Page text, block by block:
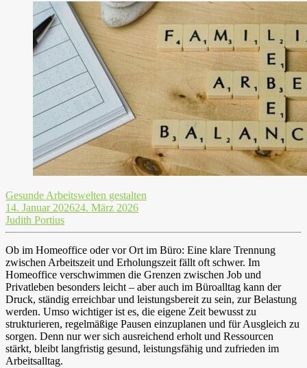
Gesunde Arbeitswelten gestalten
14. Januar 202624. März 2026
Judith Portius
Ob im Homeoffice oder vor Ort im Büro: Eine klare Trennung
zwischen Arbeitszeit und Erholungszeit fällt oft schwer. Im
Homeoffice verschwimmen die Grenzen zwischen Job und
Privatleben besonders leicht – aber auch im Büroalltag kann der
Druck, ständig erreichbar und leistungsbereit zu sein, zur Belastung
werden. Umso wichtiger ist es, die eigene Zeit bewusst zu
strukturieren, regelmäßige Pausen einzuplanen und für Ausgleich zu
sorgen. Denn nur wer sich ausreichend erholt und Ressourcen
stärkt, bleibt langfristig gesund, leistungsfähig und zufrieden im
Arbeitsalltag.